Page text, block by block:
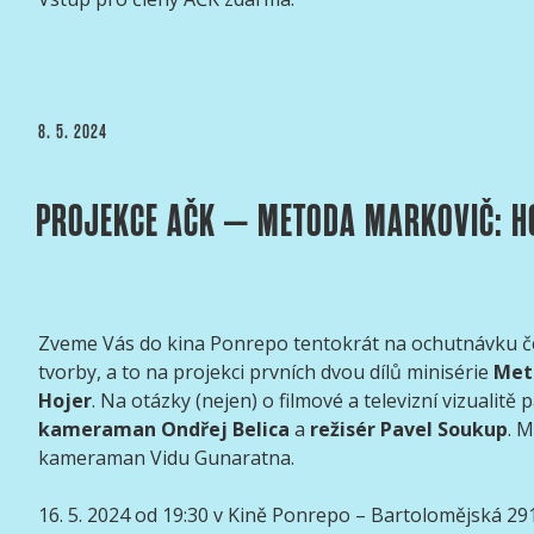
PUBLIKOVÁNO
8. 5. 2024
PROJEKCE AČK – METODA MARKOVIČ:
Zveme Vás do kina Ponrepo tentokrát na ochutnávku
tvorby, a to na projekci prvních dvou dílů minisérie
Hojer. Na otázky (nejen) o filmové a televizní vizualitě
kameraman Ondřej Belica a režisér Pavel Soukup.
kameraman Vidu Gunaratna.
16. 5. 2024 od 19:30 v Kině Ponrepo – Bartolomějská